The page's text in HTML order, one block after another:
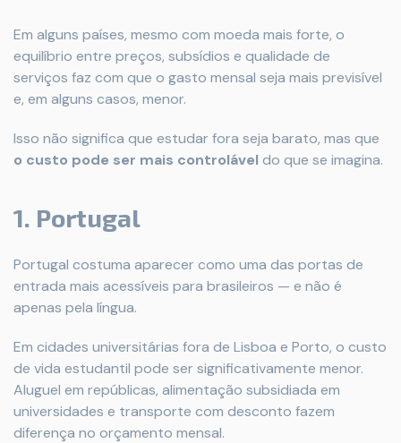
Em alguns países, mesmo com moeda mais forte, o
equilíbrio entre preços, subsídios e qualidade de
serviços faz com que o gasto mensal seja mais previsível
e, em alguns casos, menor.
Isso não significa que estudar fora seja barato, mas que
o custo pode ser mais controlável do que se imagina.
1. Portugal
Portugal costuma aparecer como uma das portas de
entrada mais acessíveis para brasileiros — e não é
apenas pela língua.
Em cidades universitárias fora de Lisboa e Porto, o custo
de vida estudantil pode ser significativamente menor.
Aluguel em repúblicas, alimentação subsidiada em
universidades e transporte com desconto fazem
diferença no orçamento mensal.